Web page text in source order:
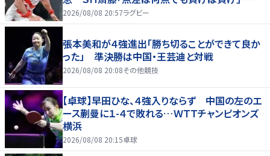
半にＳＯ伊藤龍が先制トライ、３２ー３５で惜敗
2026/08/08 20:57ラグビー
張本美和が４強進出「勝ち切ることができて良か
った」 準決勝は中国・王芸迪と対戦
2026/08/08 20:08その他競技
【卓球】早田ひな、４強入りならず 中国の左のエ
ース蒯曼に１-４で敗れる…ＷＴＴチャンピオンズ
横浜
2026/08/08 20:15卓球